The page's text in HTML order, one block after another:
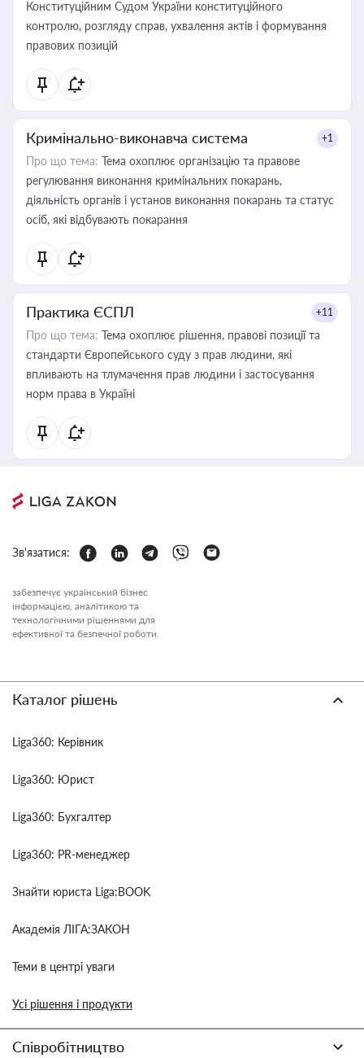
Конституційним Судом України конституційного
контролю, розгляду справ, ухвалення актів і формування
правових позицій
Кримінально-виконавча система +1
Про що тема: Тема охоплює організацію та правове
регулювання виконання кримінальних покарань,
діяльність органів і установ виконання покарань та статус
осіб, які відбувають покарання
Практика ЄСПЛ +11
Про що тема: Тема охоплює рішення, правові позиції та
стандарти Європейського суду з прав людини, які
впливають на тлумачення прав людини і застосування
норм права в Україні
Зв'язатися:
забезпечує український бізнес
інформацією, аналітикою та
технологічними рішеннями для
ефективної та безпечної роботи.
Каталог рішень
Liga360: Керівник
Liga360: Юрист
Liga360: Бухгалтер
Liga360: PR-менеджер
Знайти юриста Liga:BOOK
Академія ЛІГА:ЗАКОН
Теми в центрі уваги
Усі рішення і продукти
Співробітництво